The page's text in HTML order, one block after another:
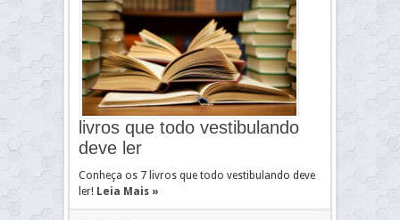
livros que todo vestibulando
deve ler
Conheça os 7 livros que todo vestibulando deve
ler! Leia Mais »